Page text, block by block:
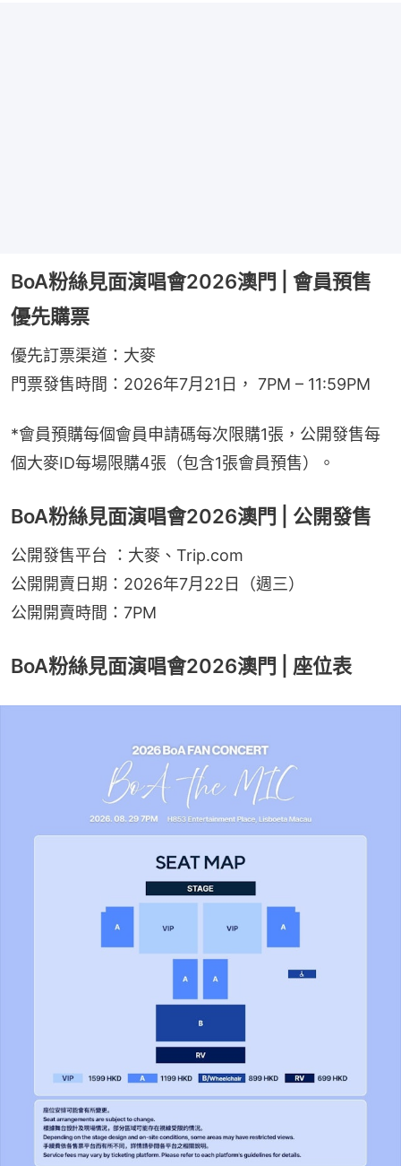
BoA粉絲見面演唱會2026澳門 | 會員預售
優先購票
優先訂票渠道：大麥
門票發售時間：2026年7月21日， 7PM – 11:59PM
*會員預購每個會員申請碼每次限購1張，公開發售每
個大麥ID每場限購4張（包含1張會員預售）。
BoA粉絲見面演唱會2026澳門 | 公開發售
公開發售平台 ：大麥、Trip.com
公開開賣日期：2026年7月22日（週三）
公開開賣時間：7PM
BoA粉絲見面演唱會2026澳門 | 座位表